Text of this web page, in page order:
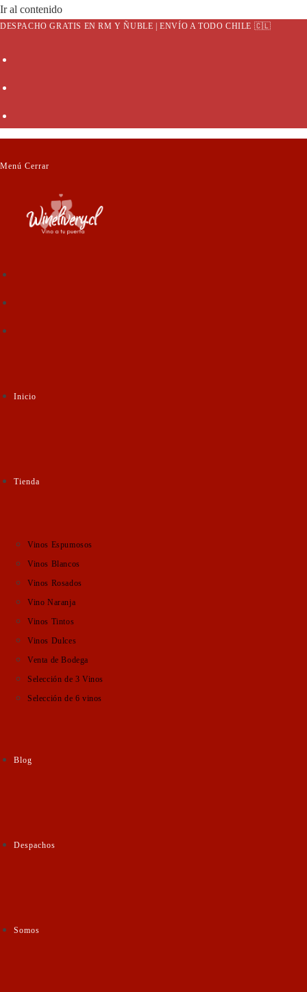
Ir al contenido
DESPACHO GRATIS EN RM Y ÑUBLE | ENVÍO A TODO CHILE 🇨🇱
Menú Cerrar
Inicio
Tienda
Vinos Espumosos
Vinos Blancos
Vinos Rosados
Vino Naranja
Vinos Tintos
Vinos Dulces
Venta de Bodega
Selección de 3 Vinos
Selección de 6 vinos
Blog
Despachos
Somos